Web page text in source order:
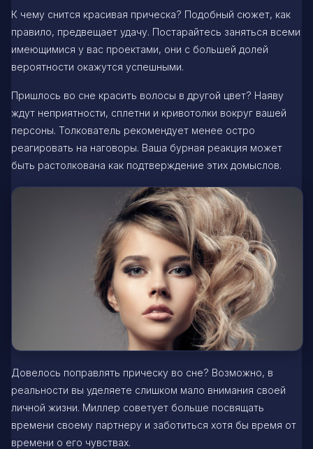
К чему снится красивая прическа? Подобный сюжет, как
правило, предвещает удачу. Постарайтесь заняться всеми
имеющимися у вас проектами, они с большей долей
вероятности окажутся успешными.
Пришлось во сне красить волосы в другой цвет? Наяву
ждут неприятности, сплетни и кривотолки вокруг вашей
персоны. Толкователь рекомендует менее остро
реагировать на наговоры. Ваша бурная реакция может
быть растолкована как подтверждение этих домыслов.
Довелось поправлять прическу во сне? Возможно, в
реальности вы уделяете слишком мало внимания своей
личной жизни. Миллер советует больше посвящать
времени своему партнеру и заботиться хотя бы время от
времени о его чувствах.